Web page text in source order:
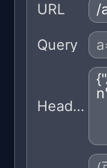
URL
Query
Headers